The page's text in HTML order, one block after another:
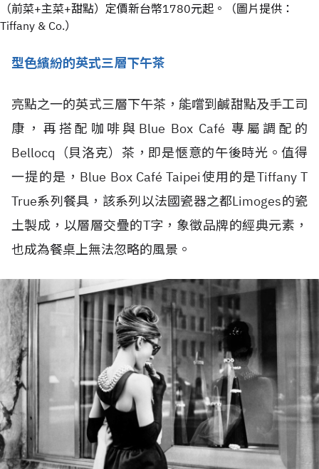
（前菜+主菜+甜點）定價新台幣1780元起。（圖片提供：
Tiffany & Co.）
型色繽紛的英式三層下午茶
亮點之一的英式三層下午茶，能嚐到鹹甜點及手工司
康，再搭配咖啡與Blue Box Café 專屬調配的
Bellocq（貝洛克）茶，即是愜意的午後時光。值得
一提的是，Blue Box Café Taipei使用的是Tiffany T
True系列餐具，該系列以法國瓷器之都Limoges的瓷
土製成，以層層交疊的T字，象徵品牌的經典元素，
也成為餐桌上無法忽略的風景。